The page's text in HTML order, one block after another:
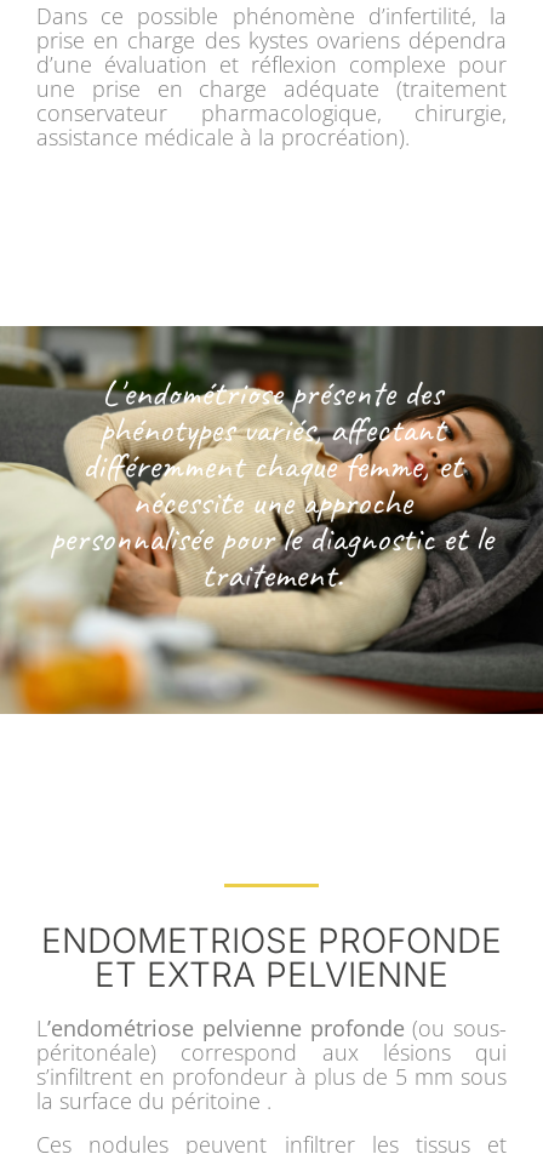
Dans ce possible phénomène d’infertilité, la
prise en charge des kystes ovariens dépendra
d’une évaluation et réflexion complexe pour
une prise en charge adéquate (traitement
conservateur pharmacologique, chirurgie,
assistance médicale à la procréation).
L'endométriose présente des
phénotypes variés, affectant
différemment chaque femme, et
nécessite une approche
personnalisée pour le diagnostic et le
traitement.
ENDOMETRIOSE PROFONDE
ET EXTRA PELVIENNE
L’endométriose pelvienne profonde (ou sous-
péritonéale) correspond aux lésions qui
s’infiltrent en profondeur à plus de 5 mm sous
la surface du péritoine .
Ces nodules peuvent infiltrer les tissus et